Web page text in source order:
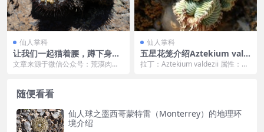
仙人掌科
让我们一起猫着腰，蹲下身
子，慢慢探寻荒漠里的宝藏。
文章来源于微信公众号：荒漠肉植
仙人掌科
五星花笼介绍Aztekium vald
ezii
拉丁：Aztekium valdezii 属性：皱
随便看看
仙人球之墨西哥蒙特雷（Monterrey）的地理环
境介绍